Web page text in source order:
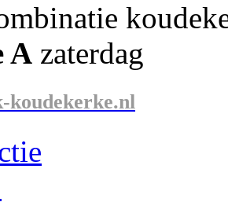
A zaterdag
koudekerke.nl